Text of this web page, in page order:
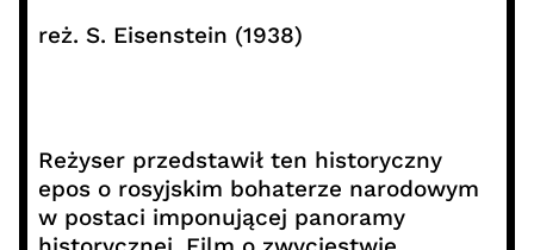
reż. S. Eisenstein (1938)
Reżyser przedstawił ten historyczny
epos o rosyjskim bohaterze narodowym
w postaci imponującej panoramy